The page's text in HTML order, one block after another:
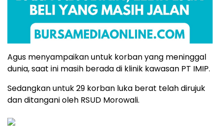
Agus menyampaikan untuk korban yang meninggal
dunia, saat ini masih berada di klinik kawasan PT IMIP.
Sedangkan untuk 29 korban luka berat telah dirujuk
dan ditangani oleh RSUD Morowali.